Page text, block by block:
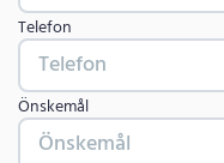
Telefon
Önskemål